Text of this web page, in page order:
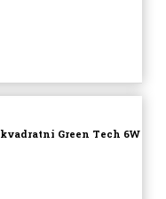
Green Tech 6W